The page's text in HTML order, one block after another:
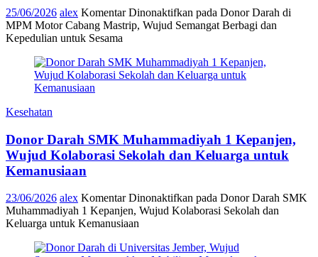
25/06/2026 alex Komentar Dinonaktifkan pada Donor Darah di
MPM Motor Cabang Mastrip, Wujud Semangat Berbagi dan
Kepedulian untuk Sesama
Kesehatan
Donor Darah SMK Muhammadiyah 1 Kepanjen,
Wujud Kolaborasi Sekolah dan Keluarga untuk
Kemanusiaan
23/06/2026 alex Komentar Dinonaktifkan pada Donor Darah SMK
Muhammadiyah 1 Kepanjen, Wujud Kolaborasi Sekolah dan
Keluarga untuk Kemanusiaan